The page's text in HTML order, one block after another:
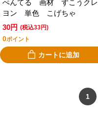
ぺんてる 画材 ずこうクレ
ヨン 単色 こげちゃ
30円 (税込33円)
0ポイント
カートに追加
1